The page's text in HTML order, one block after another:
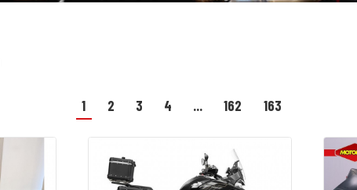
1 2 3 4 ... 162 163